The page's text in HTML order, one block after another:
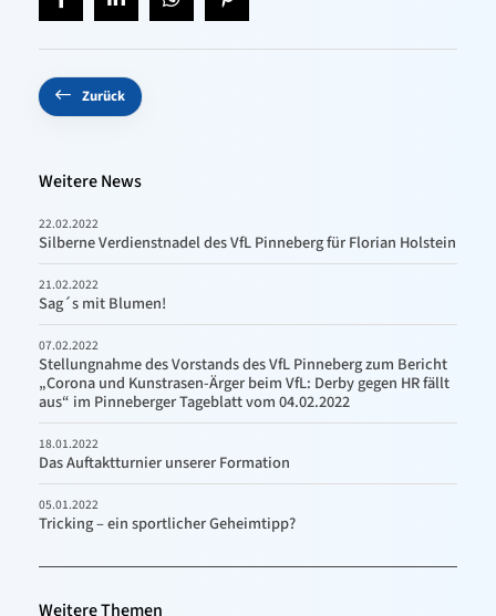
Zurück
Weitere News
22.02.2022
Silberne Verdienstnadel des VfL Pinneberg für Florian Holstein
21.02.2022
Sag´s mit Blumen!
07.02.2022
Stellungnahme des Vorstands des VfL Pinneberg zum Bericht
„Corona und Kunstrasen-Ärger beim VfL: Derby gegen HR fällt
aus“ im Pinneberger Tageblatt vom 04.02.2022
18.01.2022
Das Auftaktturnier unserer Formation
05.01.2022
Tricking – ein sportlicher Geheimtipp?
Weitere Themen